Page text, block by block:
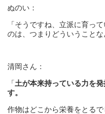
ぬのい：
「そうですね、立派に育っ
のは、つまりどういうことな
清岡さん：
「土が本来持っている力を
す。
作物はどこから栄養をとる